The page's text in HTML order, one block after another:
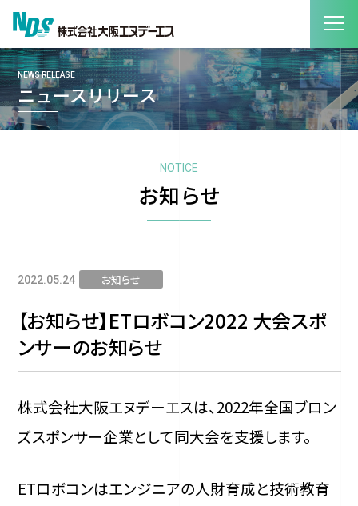
NEWS RELEASE
ニュースリリース
NOTICE
お知らせ
2022.05.24 お知らせ
【お知らせ】ETロボコン2022 大会スポ
ンサーのお知らせ
株式会社大阪エヌデーエスは、2022年全国ブロン
ズスポンサー企業として同大会を支援します。
ETロボコンはエンジニアの人財育成と技術教育